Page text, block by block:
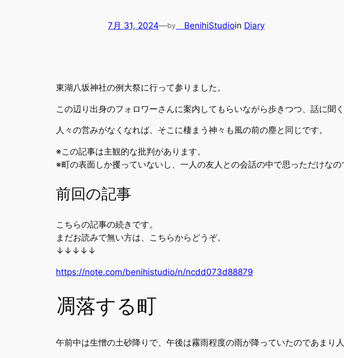
7月 31, 2024—by BenihiStudioin Diary
東湖八坂神社の例大祭に行って参りました。
この辺り出身のフォロワーさんに案内してもらいながら歩きつつ、話に聞
人々の営みがなくなれば、そこに棲まう神々も風の前の塵と同じです。
※この記事は主観的な批判があります。
※町の表面しか攫っていないし、一人の友人との会話の中で思っただけなの
前回の記事
こちらの記事の続きです。
まだお読みで無い方は、こちらからどうぞ。
↓↓↓↓↓
https://note.com/benihistudio/n/ncdd073d88879
凋落する町
午前中は生憎の土砂降りで、午後は霧雨程度の雨が降っていたのであまり